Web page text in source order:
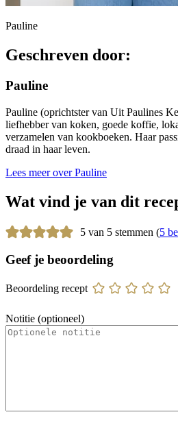
Pauline
Geschreven door:
Pauline
Pauline (oprichtster van Uit Paulines
liefhebber van koken, goede koffie,
verzamelen van kookboeken. Haar
draad in haar leven.
Lees meer over Pauline
Wat vind je van dit
5 van 5 stemmen (5
Geef je beoordeling
Beoordeling recept
Notitie (optioneel)